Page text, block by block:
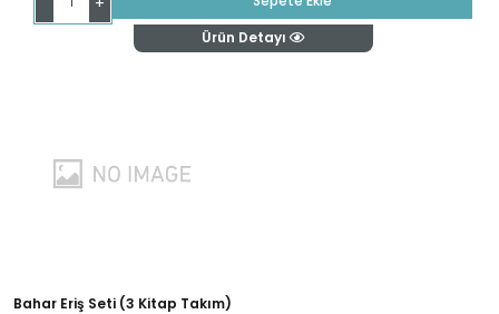
Ürün Detayı
Bahar Eriş Seti (3 Kitap Takım)